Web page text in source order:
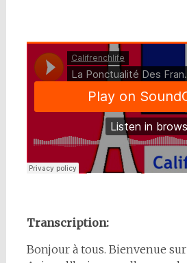
Transcription:
Bonjour à tous. Bienvenue